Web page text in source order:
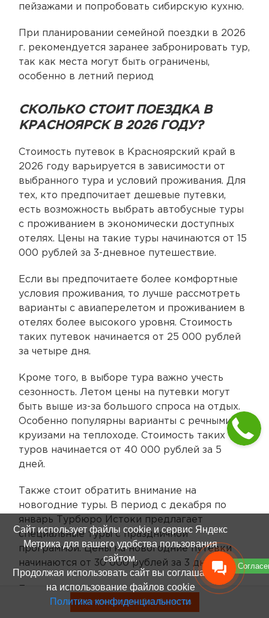
пейзажами и попробовать сибирскую кухню.
При планировании семейной поездки в 2026
г. рекомендуется заранее забронировать тур,
так как места могут быть ограничены,
особенно в летний период
СКОЛЬКО СТОИТ ПОЕЗДКА В
КРАСНОЯРСК В 2026 ГОДУ?
Стоимость путевок в Красноярский край в
2026 году варьируется в зависимости от
выбранного тура и условий проживания. Для
тех, кто предпочитает дешевые путевки,
есть возможность выбрать автобусные туры
с проживанием в экономически доступных
отелях. Цены на такие туры начинаются от 15
000 рублей за 3-дневное путешествие.
Если вы предпочитаете более комфортные
условия проживания, то лучше рассмотреть
варианты с авиаперелетом и проживанием в
отелях более высокого уровня. Стоимость
таких путевок начинается от 25 000 рублей
за четыре дня.
Кроме того, в выборе тура важно учесть
сезонность. Летом цены на путевки могут
быть выше из-за большого спроса на отдых.
Особенно популярны варианты с речными
круизами на теплоходе. Стоимость таких
туров начинается от 40 000 рублей за 5
дней.
Также стоит обратить внимание на
новогодние туры. В период с декабря по
январь Турбюро Истоки предлагает
специальные туры с праздничной
программой. Цены на новогодние путевки
начинаются от 30 000 рублей за 3 дня.
Если вы предпочитаете путешествовать с
детьми, то стоимость тура может
Смотреть туры без билетов
Сайт использует файлы cookie и сервис Яндекс
Метрика для вашего удобства пользования
сайтом.
Продолжая использовать сайт вы соглашаетесь
на использование файлов cookie
Политика конфиденциальности